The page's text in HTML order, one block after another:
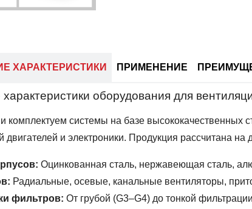
ХАРАКТЕРИСТИКИ ПРИМЕНЕНИЕ
оборудования для
комплектуем системы на базе высококачественных
двигателей и электроники. Продукция рассчитана
Оцинкованная сталь, нержавеющая сталь,
Радиальные, осевые, канальные вентиляторы,
фильтров: От грубой (G3–G4) до тонкой